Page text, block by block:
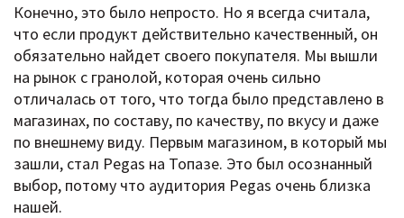
Конечно, это было непросто. Но я всегда считала,
что если продукт действительно качественный, он
обязательно найдет своего покупателя. Мы вышли
на рынок с гранолой, которая очень сильно
отличалась от того, что тогда было представлено в
магазинах, по составу, по качеству, по вкусу и даже
по внешнему виду. Первым магазином, в который мы
зашли, стал Pegas на Топазе. Это был осознанный
выбор, потому что аудитория Pegas очень близка
нашей.